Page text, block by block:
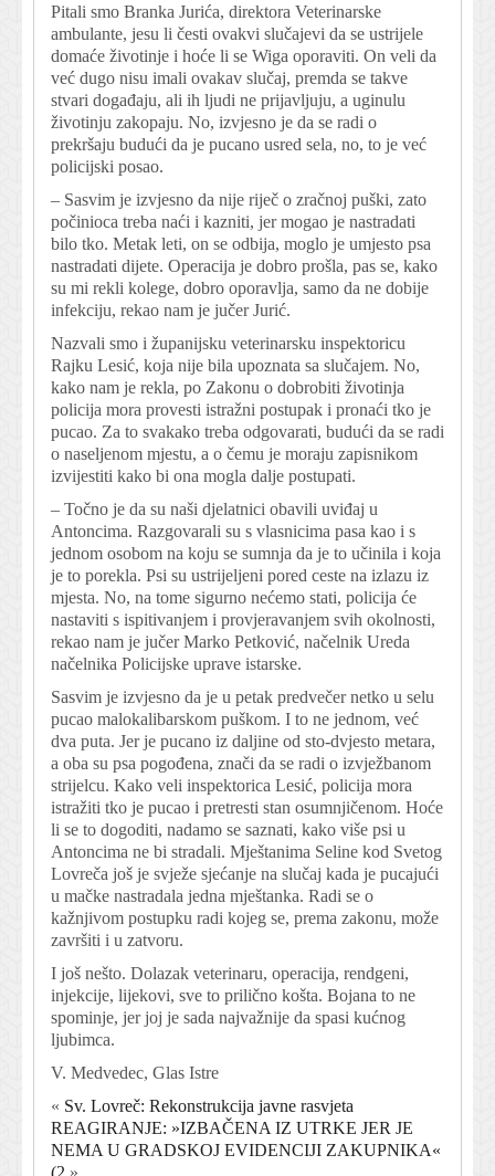
Pitali smo Branka Jurića, direktora Veterinarske
ambulante, jesu li česti ovakvi slučajevi da se ustrijele
domaće životinje i hoće li se Wiga oporaviti. On veli da
već dugo nisu imali ovakav slučaj, premda se takve
stvari događaju, ali ih ljudi ne prijavljuju, a uginulu
životinju zakopaju. No, izvjesno je da se radi o
prekršaju budući da je pucano usred sela, no, to je već
policijski posao.
– Sasvim je izvjesno da nije riječ o zračnoj puški, zato
počinioca treba naći i kazniti, jer mogao je nastradati
bilo tko. Metak leti, on se odbija, moglo je umjesto psa
nastradati dijete. Operacija je dobro prošla, pas se, kako
su mi rekli kolege, dobro oporavlja, samo da ne dobije
infekciju, rekao nam je jučer Jurić.
Nazvali smo i županijsku veterinarsku inspektoricu
Rajku Lesić, koja nije bila upoznata sa slučajem. No,
kako nam je rekla, po Zakonu o dobrobiti životinja
policija mora provesti istražni postupak i pronaći tko je
pucao. Za to svakako treba odgovarati, budući da se radi
o naseljenom mjestu, a o čemu je moraju zapisnikom
izvijestiti kako bi ona mogla dalje postupati.
– Točno je da su naši djelatnici obavili uviđaj u
Antoncima. Razgovarali su s vlasnicima pasa kao i s
jednom osobom na koju se sumnja da je to učinila i koja
je to porekla. Psi su ustrijeljeni pored ceste na izlazu iz
mjesta. No, na tome sigurno nećemo stati, policija će
nastaviti s ispitivanjem i provjeravanjem svih okolnosti,
rekao nam je jučer Marko Petković, načelnik Ureda
načelnika Policijske uprave istarske.
Sasvim je izvjesno da je u petak predvečer netko u selu
pucao malokalibarskom puškom. I to ne jednom, već
dva puta. Jer je pucano iz daljine od sto-dvjesto metara,
a oba su psa pogođena, znači da se radi o izvježbanom
strijelcu. Kako veli inspektorica Lesić, policija mora
istražiti tko je pucao i pretresti stan osumnjičenom. Hoće
li se to dogoditi, nadamo se saznati, kako više psi u
Antoncima ne bi stradali. Mještanima Seline kod Svetog
Lovreča još je svježe sjećanje na slučaj kada je pucajući
u mačke nastradala jedna mještanka. Radi se o
kažnjivom postupku radi kojeg se, prema zakonu, može
završiti i u zatvoru.
I još nešto. Dolazak veterinaru, operacija, rendgeni,
injekcije, lijekovi, sve to prilično košta. Bojana to ne
spominje, jer joj je sada najvažnije da spasi kućnog
ljubimca.
V. Medvedec, Glas Istre
« Sv. Lovreč: Rekonstrukcija javne rasvjeta
REAGIRANJE: »IZBAČENA IZ UTRKE JER JE
NEMA U GRADSKOJ EVIDENCIJI ZAKUPNIKA«
(2 »